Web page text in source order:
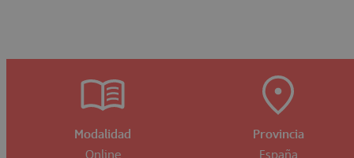
Modalidad
Online
Provincia
España